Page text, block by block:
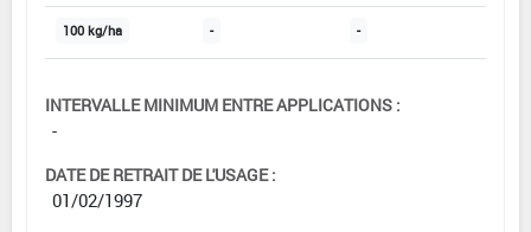
100 kg/ha - -
INTERVALLE MINIMUM ENTRE APPLICATIONS :
-
DATE DE RETRAIT DE L'USAGE :
01/02/1997